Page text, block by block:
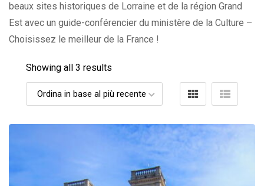
beaux sites historiques de Lorraine et de la région Grand
Est avec un guide-conférencier du ministère de la Culture –
Choisissez le meilleur de la France !
Showing all 3 results